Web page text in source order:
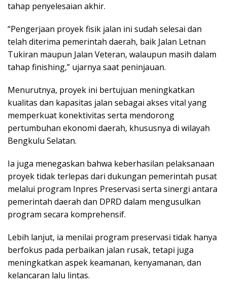
tahap penyelesaian akhir.
“Pengerjaan proyek fisik jalan ini sudah selesai dan
telah diterima pemerintah daerah, baik Jalan Letnan
Tukiran maupun Jalan Veteran, walaupun masih dalam
tahap finishing,” ujarnya saat peninjauan.
Menurutnya, proyek ini bertujuan meningkatkan
kualitas dan kapasitas jalan sebagai akses vital yang
memperkuat konektivitas serta mendorong
pertumbuhan ekonomi daerah, khususnya di wilayah
Bengkulu Selatan.
Ia juga menegaskan bahwa keberhasilan pelaksanaan
proyek tidak terlepas dari dukungan pemerintah pusat
melalui program Inpres Preservasi serta sinergi antara
pemerintah daerah dan DPRD dalam mengusulkan
program secara komprehensif.
Lebih lanjut, ia menilai program preservasi tidak hanya
berfokus pada perbaikan jalan rusak, tetapi juga
meningkatkan aspek keamanan, kenyamanan, dan
kelancaran lalu lintas.